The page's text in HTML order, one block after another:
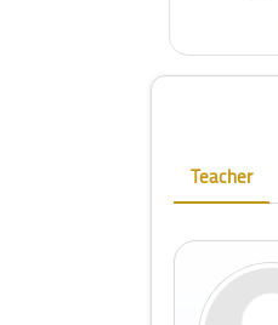
Blocks
Skip [Cocoon]
Teacher